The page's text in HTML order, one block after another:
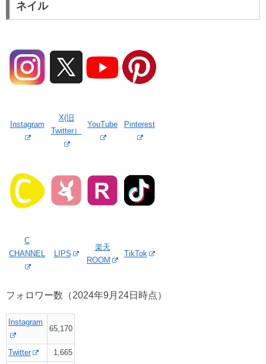
ネイル
Instagram
X(旧
Twitter）
YouTube Pinterest
C
CHANNEL
LIPS
楽天
ROOM
TikTok
フォロワー数（2024年9月24日時点）
Instagram
65,170
Twitter
1,665